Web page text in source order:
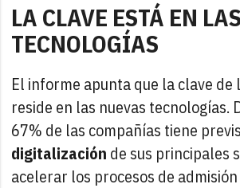
LA CLAVE ESTÁ EN
TECNOLOGÍAS
El informe apunta que la clave de
reside en las nuevas tecnologías.
67% de las compañías tiene
digitalización de sus principales
acelerar los procesos de